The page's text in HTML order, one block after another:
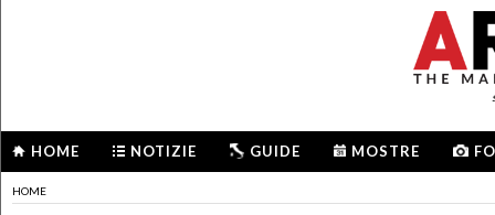
HOME NOTIZIE GUIDE MOSTRE
HOME